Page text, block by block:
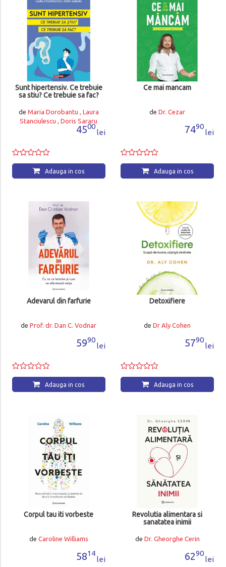
Sunt hipertensiv. Ce trebuie
sa stiu? Ce trebuie sa fac?
de Maria Dorobantu , Laura
Stanciulescu , Doris Sararu
4500
lei
Adauga in cos
Ce mai mancam
de Dr. Cezar
7490
lei
Adauga in cos
Adevarul din farfurie
deProf. dr. Dan C. Vodnar
5990
lei
Adauga in cos
Detoxifiere
de Dr Aly Cohen
5790
lei
Adauga in cos
Corpul tau iti vorbeste
de Caroline Williams
5814
lei
Revolutia alimentara si
sanatatea inimii
de Dr. Gheorghe Cerin
6290
lei